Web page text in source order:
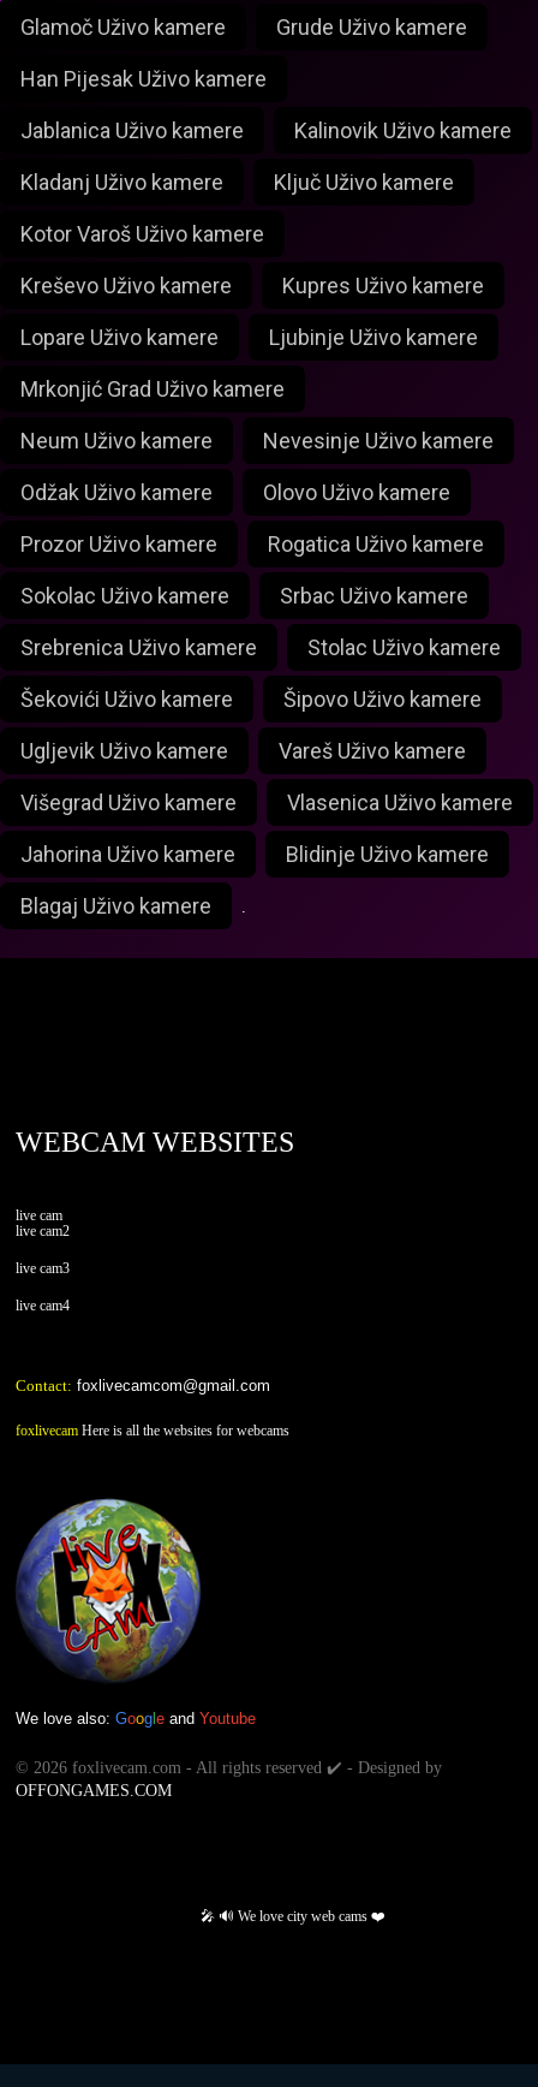
Glamoč Uživo kamere Grude Uživo kamere
Han Pijesak Uživo kamere
Jablanica Uživo kamere Kalinovik Uživo kamere
Kladanj Uživo kamere Ključ Uživo kamere
Kotor Varoš Uživo kamere
Kreševo Uživo kamere Kupres Uživo kamere
Lopare Uživo kamere Ljubinje Uživo kamere
Mrkonjić Grad Uživo kamere
Neum Uživo kamere Nevesinje Uživo kamere
Odžak Uživo kamere Olovo Uživo kamere
Prozor Uživo kamere Rogatica Uživo kamere
Sokolac Uživo kamere Srbac Uživo kamere
Srebrenica Uživo kamere Stolac Uživo kamere
Šekovići Uživo kamere Šipovo Uživo kamere
Ugljevik Uživo kamere Vareš Uživo kamere
Višegrad Uživo kamere Vlasenica Uživo kamere
Jahorina Uživo kamere Blidinje Uživo kamere
Blagaj Uživo kamere .
WEBCAM WEBSITES
live cam
live cam2
live cam3
live cam4
Contact: foxlivecamcom@gmail.com
foxlivecam Here is all the websites for webcams
We love also: Goog e and Youtube
© 2026 foxlivecam.com - All rights reserved ✔️ - Designed by
OFFONGAMES.COM
🎤 🔊 We love city web cams ❤️